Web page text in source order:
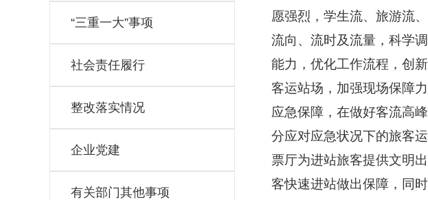
“三重一大”事项
社会责任履行
整改落实情况
企业党建
有关部门其他事项
愿强烈，学生流、旅游流
流向、流时及流量，科学
能力，优化工作流程，创
客运站场，加强现场保障
应急保障，在做好客流高
分应对应急状况下的旅客
票厅为进站旅客提供文明
客快速进站做出保障，同